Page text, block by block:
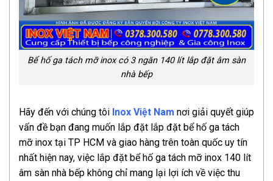
Bể hố ga tách mỡ inox có 3 ngăn 140 lít lắp đặt âm sàn
nhà bếp
Hãy đến với chúng tôi Inox Việt Nam nơi giải quyết giúp
vấn đề bạn đang muốn lắp đặt lắp đặt bể hố ga tách
mỡ inox tại TP HCM và giao hàng trên toàn quốc uy tín
nhất hiện nay, việc lắp đặt bể hố ga tách mỡ inox 140 lít
âm sàn nhà bếp không chỉ mang lại lợi ích về việc thu